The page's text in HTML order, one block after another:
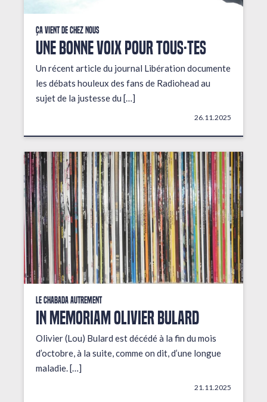
Ça vient de chez nous
UNE BONNE VOIX POUR TOUS·TES
Un récent article du journal Libération documente
les débats houleux des fans de Radiohead au
sujet de la justesse du […]
26.11.2025
Le Chabada autrement
In Memoriam Olivier Bulard
Olivier (Lou) Bulard est décédé à la fin du mois
d’octobre, à la suite, comme on dit, d’une longue
maladie. […]
21.11.2025